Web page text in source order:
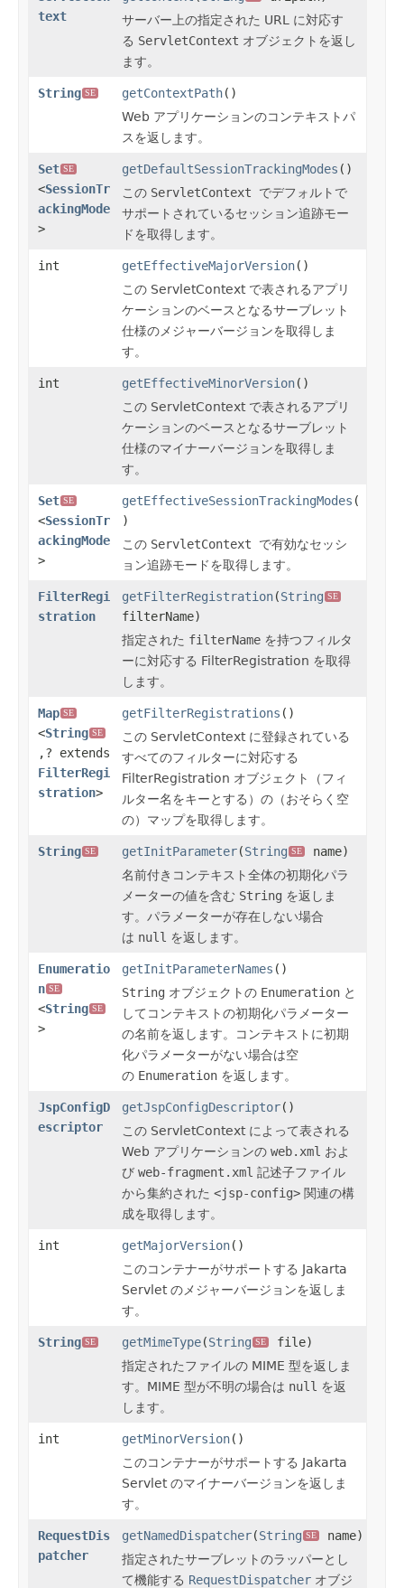
text
サーバー上の指定された URL に対応す
る ServletContext オブジェクトを返し
ます。
String SE getContextPath()
Web アプリケーションのコンテキストパ
スを返します。
Set SE
<SessionTr
ackingMode
>
getDefaultSessionTrackingModes ()
この ServletContext でデフォルトで
サポートされているセッション追跡モー
ドを取得します。
int getEffectiveMajorVersion()
この ServletContext で表されるアプリ
ケーションのベースとなるサーブレット
仕様のメジャーバージョンを取得しま
す。
int getEffectiveMinorVersion()
この ServletContext で表されるアプリ
ケーションのベースとなるサーブレット
仕様のマイナーバージョンを取得しま
す。
Set SE
<SessionTr
ackingMode
>
getEffectiveSessionTrackingModes (
)
この ServletContext で有効なセッシ
ョン追跡モードを取得します。
FilterRegi
stration
getFilterRegistration(String SE
filterName)
指定された filterName を持つフィルタ
ーに対応する FilterRegistration を取得
します。
Map SE
<String SE
,? extends
FilterRegi
stration>
getFilterRegistrations ()
この ServletContext に登録されている
すべてのフィルターに対応する
FilterRegistration オブジェクト（フィ
ルター名をキーとする）の（おそらく空
の）マップを取得します。
String SE getInitParameter(String SE
name)
名前付きコンテキスト全体の初期化パラ
メーターの値を含む String を返しま
す。パラメーターが存在しない場合
は null を返します。
Enumeratio
n SE
<String SE
>
getInitParameterNames ()
String オブジェクトの Enumeration と
してコンテキストの初期化パラメーター
の名前を返します。コンテキストに初期
化パラメーターがない場合は空
の Enumeration を返します。
JspConfigD
escriptor
getJspConfigDescriptor()
この ServletContext によって表される
Web アプリケーションの web.xml およ
び web-fragment.xml 記述子ファイル
から集約された <jsp-config> 関連の構
成を取得します。
int getMajorVersion()
このコンテナーがサポートする Jakarta
Servlet のメジャーバージョンを返しま
す。
String SE getMimeType(String SE
file)
指定されたファイルの MIME 型を返しま
す。MIME 型が不明の場合は null を返
します。
int getMinorVersion()
このコンテナーがサポートする Jakarta
Servlet のマイナーバージョンを返しま
す。
RequestDis
patcher
getNamedDispatcher(String SE
name)
指定されたサーブレットのラッパーとし
て機能する RequestDispatcher オブジ